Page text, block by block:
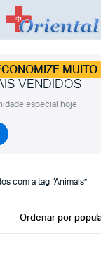
MUITO
VENDIDOS
especial hoje
com a tag “Animals”